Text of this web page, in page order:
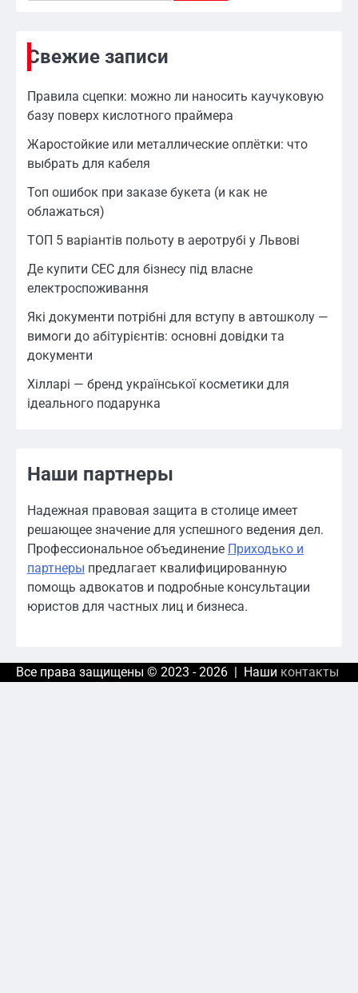
Свежие записи
Правила сцепки: можно ли наносить каучуковую
базу поверх кислотного праймера
Жаростойкие или металлические оплётки: что
выбрать для кабеля
Топ ошибок при заказе букета (и как не
облажаться)
ТОП 5 варіантів польоту в аеротрубі у Львові
Де купити СЕС для бізнесу під власне
електроспоживання
Які документи потрібні для вступу в автошколу —
вимоги до абітурієнтів: основні довідки та
документи
Хілларі — бренд української косметики для
ідеального подарунка
Наши партнеры
Надежная правовая защита в столице имеет
решающее значение для успешного ведения дел.
Профессиональное объединение Приходько и
партнеры предлагает квалифицированную
помощь адвокатов и подробные консультации
юристов для частных лиц и бизнеса.
Все права защищены © 2023 - 2026 | Наши контакты